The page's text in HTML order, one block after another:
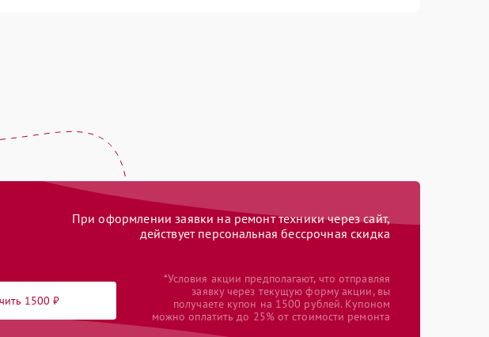
При оформлении заявки на ремонт техники через сайт,
действует персональная бессрочная скидка
1500 ₽
*Условия акции предполагают, что отправляя
заявку через текущую форму акции, вы
получаете купон на 1500 рублей. Купоном
можно оплатить до 25% от стоимости ремонта